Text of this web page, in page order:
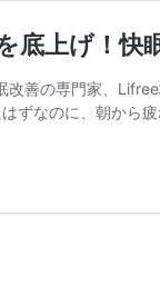
底上げ！快
善の専門家、
ずなのに、朝から